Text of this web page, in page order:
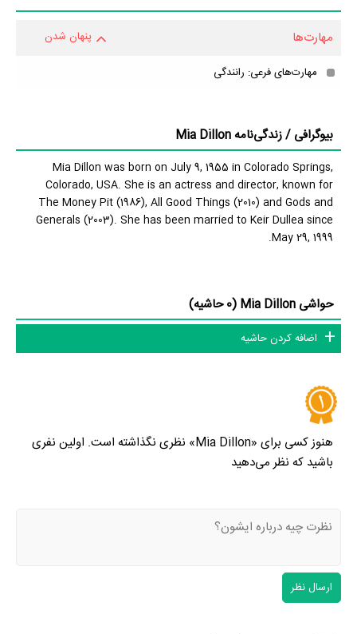
فیلم April Flowers
محسوب می‌شود.
اگر در مورد بیوگرافی Mia Dillon نکات بیشتری می‌دانید حتما برای ما
وضعیت تأهل و همسر Mia Dillon، فرزندان Mia Dillon، حواشی Mia
Dillon و کودکی Mia Dillon می‌دانید حتما برای ما ارسال کنید.
مهارت‌ها پنهان شدن
مهارت‌های فرعی: رانندگی
بیوگرافی / زندگی‌نامه Mia Dillon
Mia Dillon was born on July 9, 1955 in Colorado Springs,
Colorado, USA. She is an actress and director, known for
The Money Pit (1986), All Good Things (2010) and Gods and
Generals (2003). She has been married to Keir Dullea since
May 29, 1999.
حواشی Mia Dillon (0 حاشیه)
اضافه کردن حاشیه
هنوز کسی برای «Mia Dillon» نظری نگذاشته است. اولین نفری
باشید که نظر می‌دهید
ارسال نظر